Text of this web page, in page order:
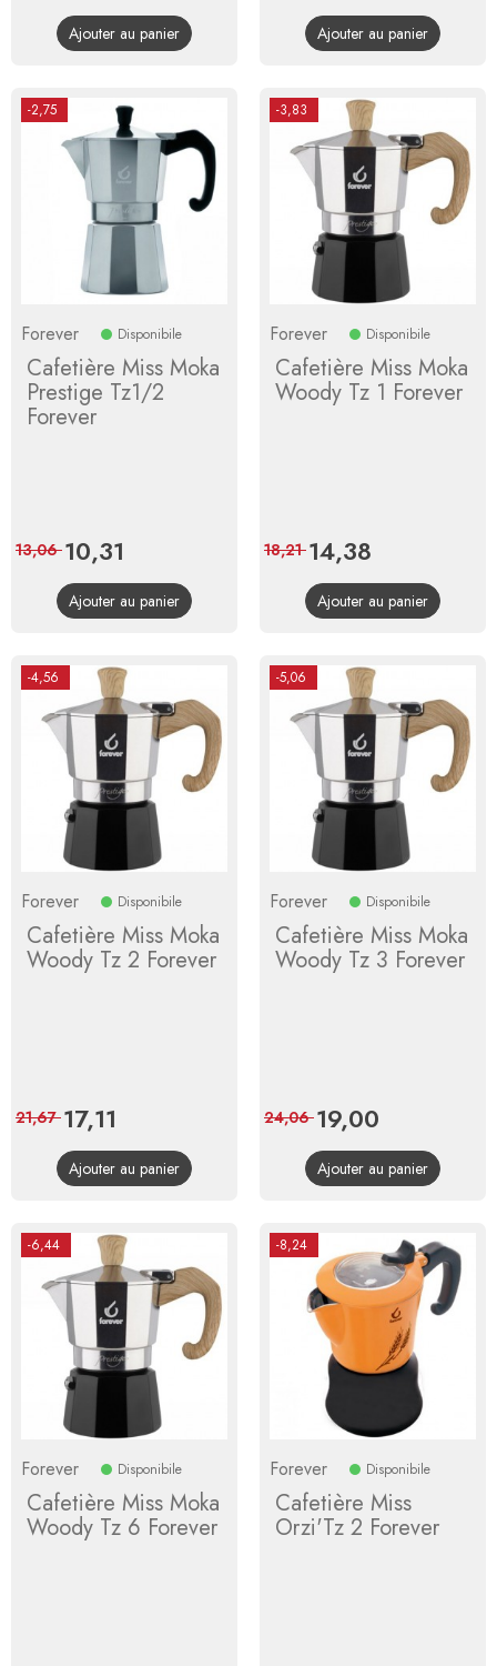
de
base
Ajouter au panier
de
base
Ajouter au panier
-2,75
Forever Disponibile
Cafetière Miss Moka
Prestige Tz1/2
Forever
Prix
10,31
de
base
13,06
Ajouter au panier
-3,83
Forever Disponibile
Cafetière Miss Moka
Woody Tz 1 Forever
Prix
14,38
de
base
18,21
Ajouter au panier
-4,56
Forever Disponibile
Cafetière Miss Moka
Woody Tz 2 Forever
Prix
17,11
de
base
21,67
Ajouter au panier
-5,06
Forever Disponibile
Cafetière Miss Moka
Woody Tz 3 Forever
Prix
19,00
de
base
24,06
Ajouter au panier
-6,44
Forever Disponibile
Cafetière Miss Moka
Woody Tz 6 Forever
-8,24
Forever Disponibile
Cafetière Miss
Orzi'Tz 2 Forever